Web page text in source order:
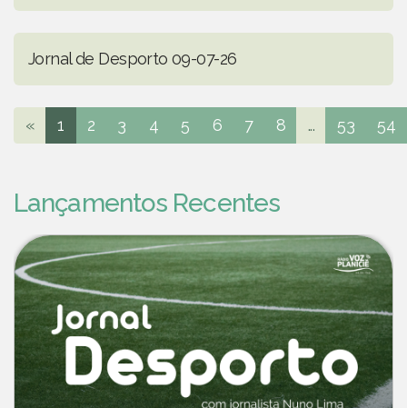
Jornal de Desporto 09-07-26
« 1 2 3 4 5 6 7 8 ... 53 54
Lançamentos Recentes